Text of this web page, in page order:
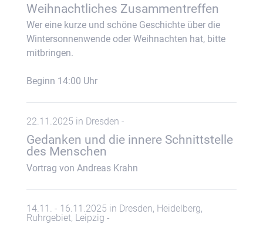
Weihnachtliches Zusammentreffen
Wer eine kurze und schöne Geschichte über die
Wintersonnenwende oder Weihnachten hat, bitte
mitbringen.
Beginn 14:00 Uhr
22.11.2025 in Dresden -
Gedanken und die innere Schnittstelle
des Menschen
Vortrag von Andreas Krahn
14.11. - 16.11.2025 in Dresden, Heidelberg,
Ruhrgebiet, Leipzig -